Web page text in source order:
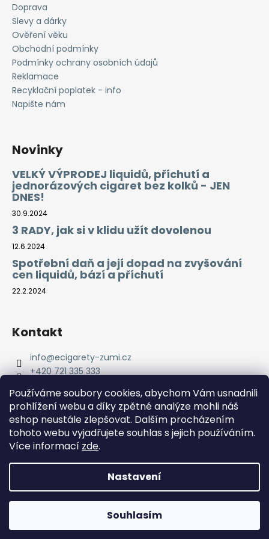
Používáme soubory cookies, abychom Vám usnadnili
prohlížení webu a díky zpětné analýze mohli náš
eshop neustále zlepšovat. Dalším procházením
tohoto webu vyjadřujete souhlas s jejich používáním.
Více informací zde.
Nastavení
Souhlasím
Doprava ZDARMA od 2000 Kč! Dárek k objednávce od 2500
u
j
e
m
e
LIQUID
LIQUA
10ML-
6MG
(AMERICKÝ
MÍCHANÝ
TABÁK)
198
Kč
Doprava
Slevy a dárky
Ověření věku
Obchodní podmínky
Podmínky ochrany osobních údajů
Reklamace
Recyklační poplatek - info
Napište nám
Novinky
VELKÝ VÝPRODEJ liquidů, příchutí a
jednorázových cigaret bez kolků - JEN
DNES!
30.9.2024
3 RADY, jak si v klidu užít dovolenou
12.6.2024
Spotřební daň a její dopad na zvyšování
cen liquidů, bází a příchutí
22.2.2024
Kontakt
info@ecigarety-zumi.cz
+420 721 335 333
Copyright 2026eCigarety ZUMI. Všechna práva
vyhrazena.